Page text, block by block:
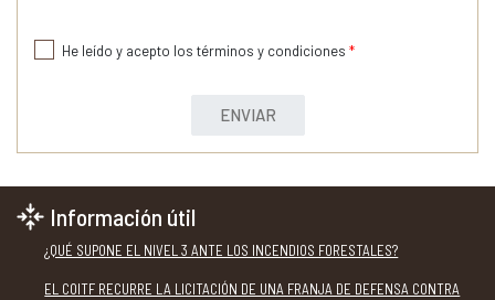
He leído y acepto los términos y condiciones *
ENVIAR
Información útil
¿QUÉ SUPONE EL NIVEL 3 ANTE LOS INCENDIOS FORESTALES?
EL COITF RECURRE LA LICITACIÓN DE UNA FRANJA DE DEFENSA CONTRA